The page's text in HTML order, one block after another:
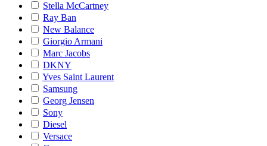
Stella McCartney
Ray Ban
New Balance
Giorgio Armani
Marc Jacobs
DKNY
Yves Saint Laurent
Samsung
Georg Jensen
Sony
Diesel
Versace